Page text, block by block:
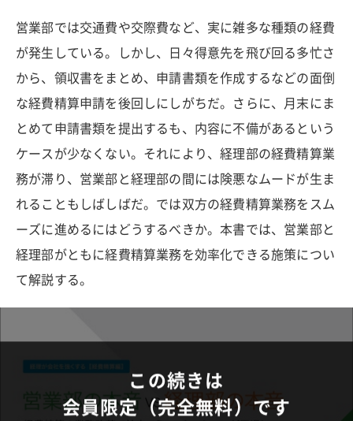
営業部では交通費や交際費など、実に雑多な種類の経費
が発生している。しかし、日々得意先を飛び回る多忙さ
から、領収書をまとめ、申請書類を作成するなどの面倒
な経費精算申請を後回しにしがちだ。さらに、月末にま
とめて申請書類を提出するも、内容に不備があるという
ケースが少なくない。それにより、経理部の経費精算業
務が滞り、営業部と経理部の間には険悪なムードが生ま
れることもしばしばだ。では双方の経費精算業務をスム
ーズに進めるにはどうするべきか。本書では、営業部と
経理部がともに経費精算業務を効率化できる施策につい
て解説する。
この続きは
会員限定（完全無料）です